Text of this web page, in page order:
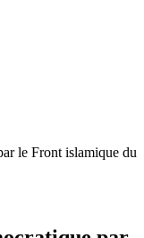
le Front islamique du